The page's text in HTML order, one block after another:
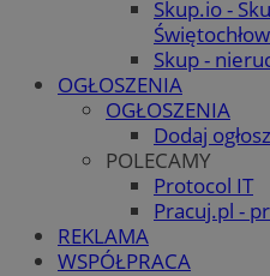
Skup.io -
Skup -
OGŁOSZENIA
OGŁOSZENIA
Dodaj
POLECAMY
Protocol IT
Pracuj.pl -
REKLAMA
WSPÓŁPRACA